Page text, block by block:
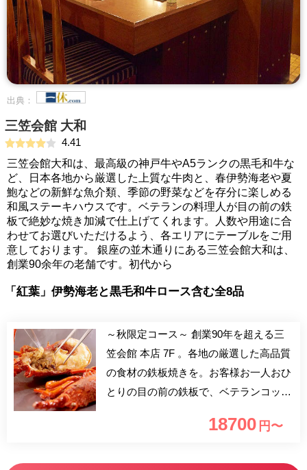
出典：
三笠会館 大和
4.41
三笠会館大和は、最高級の神戸牛やA5ランクの黒毛和牛な
ど、日本各地から厳選した上質な牛肉と、春伊勢海老や夏
鮑などの新鮮な魚介類、季節の野菜などを存分に楽しめる
和風ステーキハウスです。ベテランの料理人が目の前の鉄
板で絶妙な焼き加減で仕上げてくれます。人数や用途に合
わせてお選びいただけるよう、各エリアにテーブルをご用
意しております。 銀座の並木通りにある三笠会館大和は、
創業90余年の老舗です。初代から
「紅葉」伊勢海老と黒毛和牛ロース含む全8品
～秋限定コース～ 創業90年を超える三
笠会館 本店 7F 。各地の厳選した高品質
の食材の鉄板焼きを。お客様お一人おひ
とりの目の前の鉄板で、ベテランコック
ゆっくりとお過ごしください。 友人と
18700 円〜